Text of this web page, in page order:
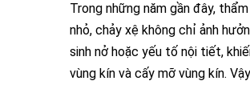
Trong những năm gần đây,
nhỏ, chảy xệ không chỉ ảnh
sinh nở hoặc yếu tố nội tiết,
vùng kín và cấy mỡ vùng kín.